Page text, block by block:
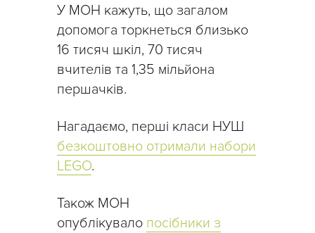
У МОН кажуть, що загалом
допомога торкнеться близько
16 тисяч шкіл, 70 тисяч
вчителів та 1,35 мільйона
першачків.
Нагадаємо, перші класи НУШ
безкоштовно отримали набори
LEGO.
Також МОН
опублікувало посібники з